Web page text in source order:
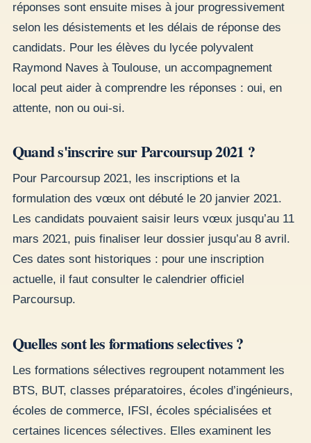
réponses sont ensuite mises à jour progressivement
selon les désistements et les délais de réponse des
candidats. Pour les élèves du lycée polyvalent
Raymond Naves à Toulouse, un accompagnement
local peut aider à comprendre les réponses : oui, en
attente, non ou oui-si.
Quand s'inscrire sur Parcoursup 2021 ?
Pour Parcoursup 2021, les inscriptions et la
formulation des vœux ont débuté le 20 janvier 2021.
Les candidats pouvaient saisir leurs vœux jusqu’au 11
mars 2021, puis finaliser leur dossier jusqu’au 8 avril.
Ces dates sont historiques : pour une inscription
actuelle, il faut consulter le calendrier officiel
Parcoursup.
Quelles sont les formations selectives ?
Les formations sélectives regroupent notamment les
BTS, BUT, classes préparatoires, écoles d’ingénieurs,
écoles de commerce, IFSI, écoles spécialisées et
certaines licences sélectives. Elles examinent les